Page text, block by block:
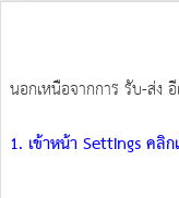
นอกเหนือจากการ รับ-ส่ง
1. เข้าหน้า Settings คลิ